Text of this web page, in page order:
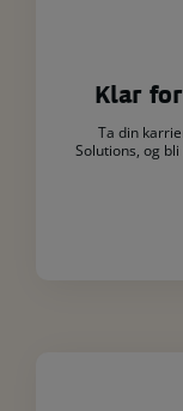
Klar
Ta din
Solutions, og